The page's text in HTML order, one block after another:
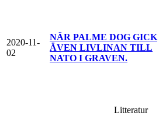
2020-11-
02
NÄR PALME DOG GICK
ÄVEN LIVLINAN TILL
NATO I GRAVEN.
Litteratur